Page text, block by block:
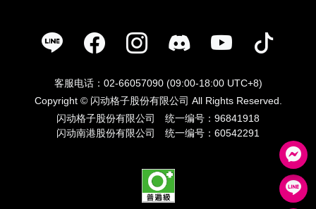
客服电话：02-66057090 (09:00-18:00 UTC+8)
Copyright © 闪动格子股份有限公司 All Rights Reserved.
闪动格子股份有限公司 统一编号：96841918
闪动南港股份有限公司 统一编号：60542291